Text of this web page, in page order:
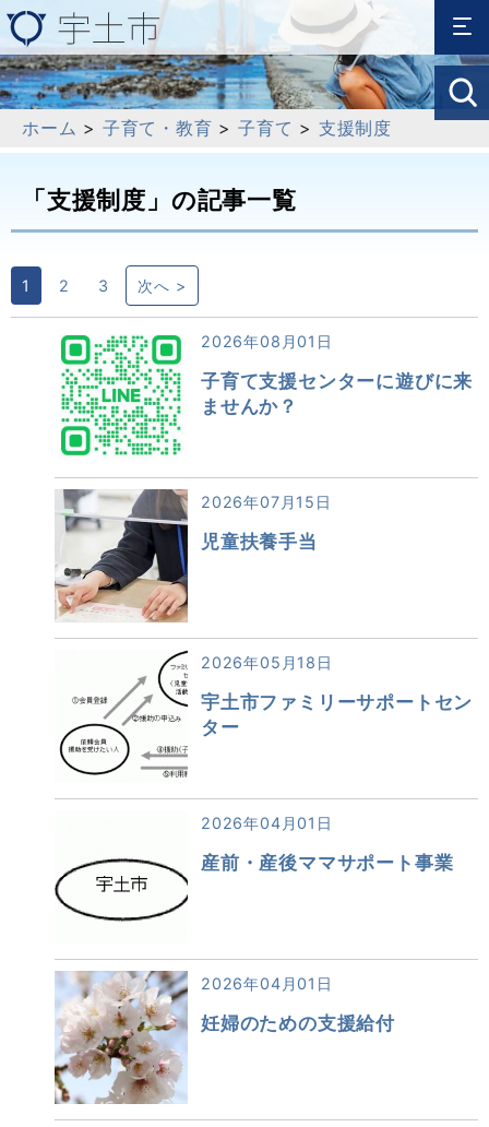
ホーム > 子育て・教育 >子育て > 支援制度
「支援制度」の記事一覧
1 2 3 次へ >
2026年08月01日
子育て支援センターに遊びに来
ませんか？
2026年07月15日
児童扶養手当
2026年05月18日
宇土市ファミリーサポートセン
ター
2026年04月01日
産前・産後ママサポート事業
2026年04月01日
妊婦のための支援給付